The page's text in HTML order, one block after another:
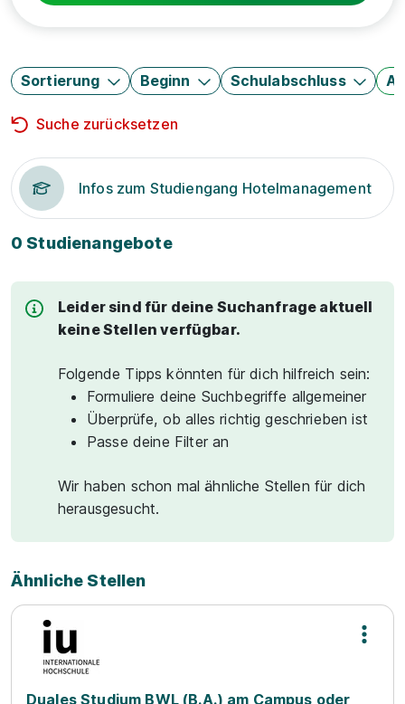
Sortierung Beginn Schulabschluss
Suche zurücksetzen
Infos zum Studiengang Hotelmanagement
0 Studienangebote
Leider sind für deine Suchanfrage aktuell
keine Stellen verfügbar.
Folgende Tipps könnten für dich hilfreich sein:
Formuliere deine Suchbegriffe allgemeiner
Überprüfe, ob alles richtig geschrieben ist
Passe deine Filter an
Wir haben schon mal ähnliche Stellen für dich
herausgesucht.
Ähnliche Stellen
Duales Studium BWL (B.A.) am Campus oder